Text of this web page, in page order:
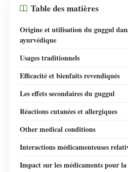
Table des matières
Origine et utilisation du guggul
ayurvédique
Usages traditionnels
Efficacité et bienfaits revendiqués
Les effets secondaires du guggul
Réactions cutanées et allergiques
Other medical conditions
Interactions médicamenteuses
Impact sur les médicaments pour